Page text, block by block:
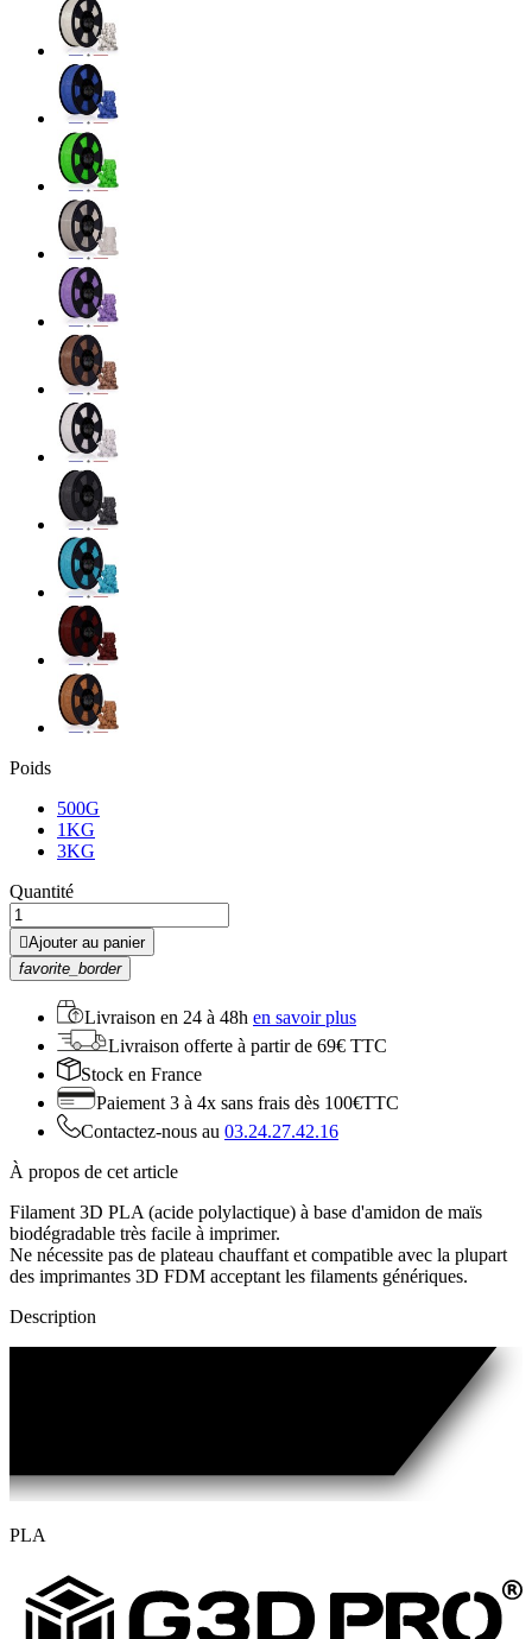
Poids
500G
1KG
3KG
Quantité
Ajouter au panier
favorite_border
Livraison en 24 à 48h en savoir plus
Livraison offerte à partir de 69€ TTC
Stock en France
Paiement 3 à 4x sans frais dès 100€TTC
Contactez-nous au 03.24.27.42.16
À propos de cet article
Filament 3D PLA (acide polylactique) à base d'amidon de maïs
biodégradable très facile à imprimer.
Ne nécessite pas de plateau chauffant et compatible avec la plupart
des imprimantes 3D FDM acceptant les filaments génériques.
Description
PLA